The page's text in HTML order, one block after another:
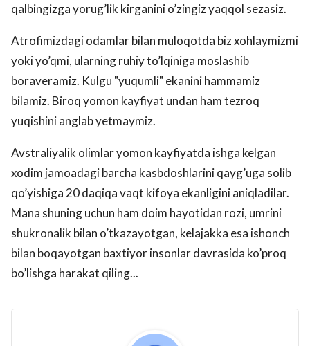
qalbingizga yorug’lik kirganini o’zingiz yaqqol sezasiz.
Atrofimizdagi odamlar bilan muloqotda biz xohlaymizmi
yoki yo’qmi, ularning ruhiy to’lqiniga moslashib
boraveramiz. Kulgu "yuqumli" ekanini hammamiz
bilamiz. Biroq yomon kayfiyat undan ham tezroq
yuqishini anglab yetmaymiz.
Avstraliyalik olimlar yomon kayfiyatda ishga kelgan
xodim jamoadagi barcha kasbdoshlarini qayg’uga solib
qo’yishiga 20 daqiqa vaqt kifoya ekanligini aniqladilar.
Mana shuning uchun ham doim hayotidan rozi, umrini
shukronalik bilan o’tkazayotgan, kelajakka esa ishonch
bilan boqayotgan baxtiyor insonlar davrasida ko’proq
bo’lishga harakat qiling...